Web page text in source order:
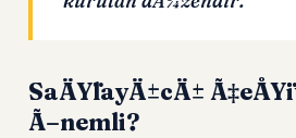
SaÄŸlayÄ±cÄ±
Ã–nemli?